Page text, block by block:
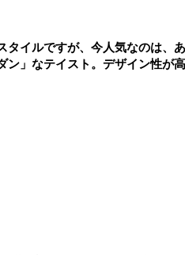
タイルですが、今人気なのは、
ン」なテイスト。デザイン性が